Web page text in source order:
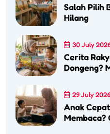
Salah Pilih
Hilang
30 July
Cerita
Dongeng?
29 July 2026
Anak
Membaca?